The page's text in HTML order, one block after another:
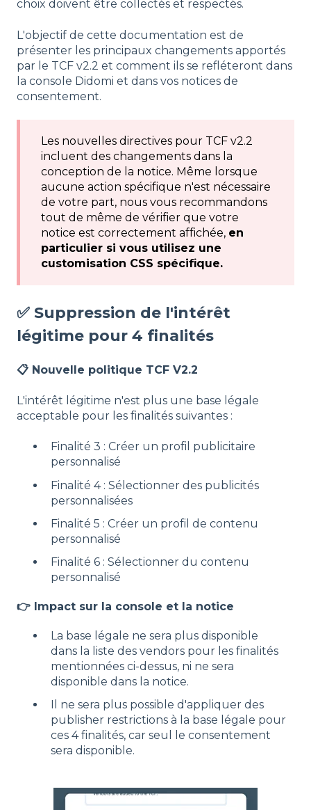
choix doivent être collectés et respectés.
L'objectif de cette documentation est de
présenter les principaux changements apportés
par le TCF v2.2 et comment ils se refléteront dans
la console Didomi et dans vos notices de
consentement.
Les nouvelles directives pour TCF v2.2
incluent des changements dans la
conception de la notice. Même lorsque
aucune action spécifique n'est nécessaire
de votre part, nous vous recommandons
tout de même de vérifier que votre
notice est correctement affichée, en
particulier si vous utilisez une
customisation CSS spécifique.
✅ Suppression de l'intérêt
légitime pour 4 finalités
📋 Nouvelle politique TCF V2.2
L'intérêt légitime n'est plus une base légale
acceptable pour les finalités suivantes :
Finalité 3 : Créer un profil publicitaire
personnalisé
Finalité 4 : Sélectionner des publicités
personnalisées
Finalité 5 : Créer un profil de contenu
personnalisé
Finalité 6 : Sélectionner du contenu
personnalisé
👉 Impact sur la console et la notice
La base légale ne sera plus disponible
dans la liste des vendors pour les finalités
mentionnées ci-dessus, ni ne sera
disponible dans la notice.
Il ne sera plus possible d'appliquer des
publisher restrictions à la base légale pour
ces 4 finalités, car seul le consentement
sera disponible.